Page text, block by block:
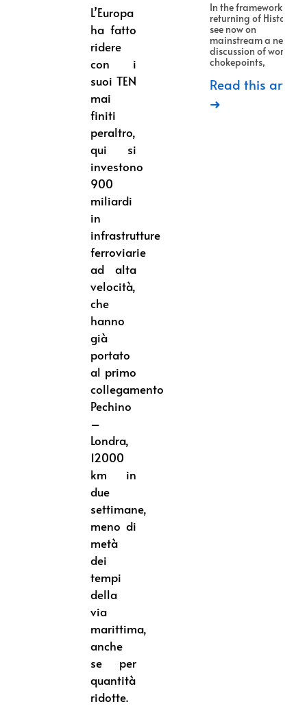
L’Europa
ha fatto
ridere
con i
suoi TEN
mai
finiti
peraltro,
qui si
investono
900
miliardi
in
infrastrutture
ferroviarie
ad alta
velocità,
che
hanno
già
portato
al primo
collegamento
Pechino
–
Londra,
12000
km in
due
settimane,
meno di
metà
dei
tempi
della
via
marittima,
anche
se per
quantità
ridotte.
In the framework of
returning of History,
see now on
mainstream a new
discussion of world
chokepoints,
Read this article
➜